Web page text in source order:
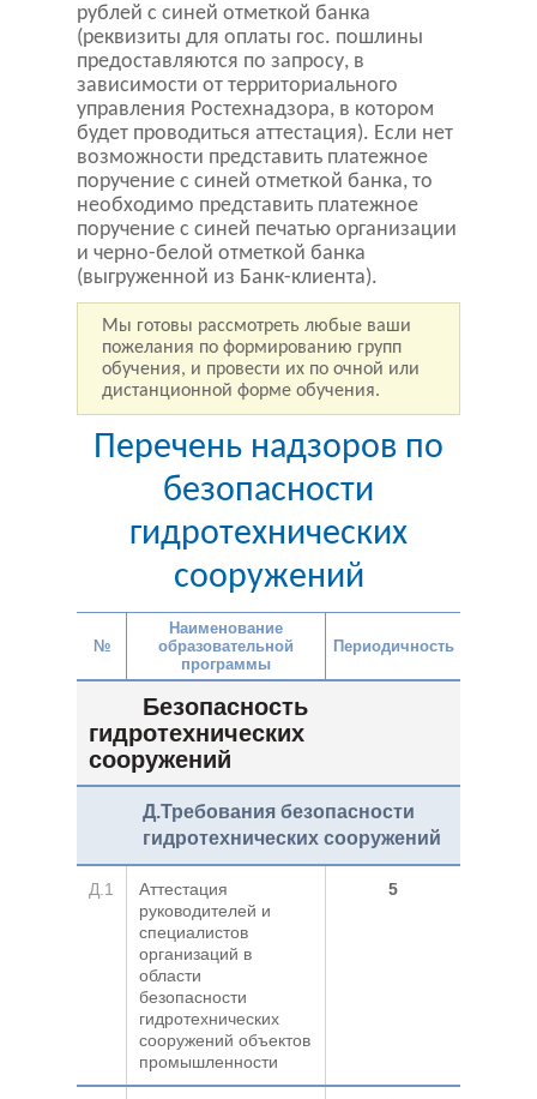
рублей с синей отметкой банка
(реквизиты для оплаты гос. пошлины
предоставляются по запросу, в
зависимости от территориального
управления Ростехнадзора, в котором
будет проводиться аттестация). Если нет
возможности представить платежное
поручение с синей отметкой банка, то
необходимо представить платежное
поручение с синей печатью организации
и черно-белой отметкой банка
(выгруженной из Банк-клиента).
Мы готовы рассмотреть любые ваши
пожелания по формированию групп
обучения, и провести их по очной или
дистанционной форме обучения.
Перечень надзоров по
безопасности
гидротехнических
сооружений
№
Наименование
образовательной
программы
Периодичность
Безопасность
гидротехнических
сооружений
Д.Требования безопасности
гидротехнических сооружений
Д.1
Аттестация
руководителей и
специалистов
организаций в
области
безопасности
гидротехнических
сооружений объектов
промышленности
5